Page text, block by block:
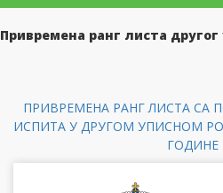
Привремена ранг листа другог
ПРИВРЕМЕНА РАНГ ЛИСТА СА
ИСПИТА У ДРУГОМ УПИСНОМ
ГОДИНЕ